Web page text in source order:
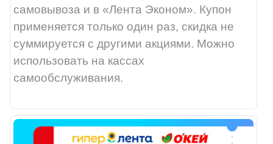
самовывоза и в «Лента Эконом». Купон
применяется только один раз, скидка не
суммируется с другими акциями. Можно
использовать на кассах
самообслуживания.